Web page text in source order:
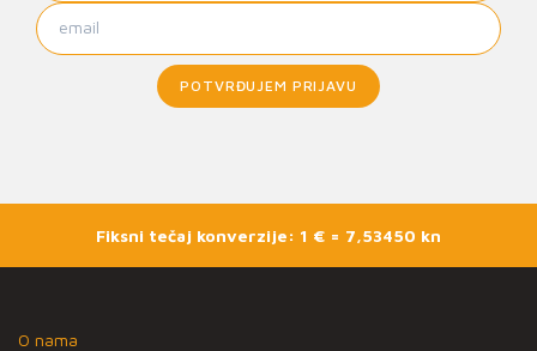
POTVRĐUJEM PRIJAVU
Fiksni tečaj konverzije: 1 € = 7,53450 kn
O nama